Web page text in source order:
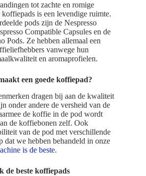
tot zachte en romige
is een levendige ruimte.
pods zijn de Nespresso
Compatible Capsules en de
Pods. Ze hebben allemaal een
vanwege hun
en aromaprofielen.
een goede koffiepad?
dragen bij aan de kwaliteit
onder andere de versheid van de
de koffie in de pod wordt
de koffiebonen zelf. Ook
van de pod met verschillende
dat we hebben behandeld in onze
is de beste.
de beste koffiepads